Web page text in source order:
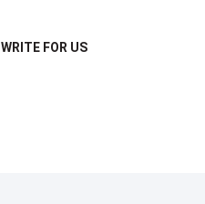
WRITE FOR US